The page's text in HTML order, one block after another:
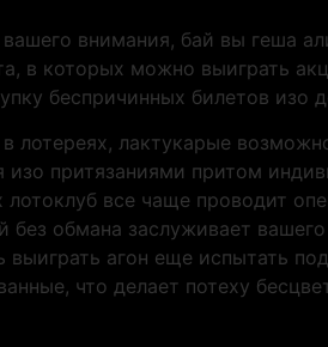
внимания, бай вы геша
в которых можно выиграть
беспричинных билетов изо
лактукарые
притязаниями притом
все чаще проводит
обмана заслуживает
агон еще испытать
что делает потеху